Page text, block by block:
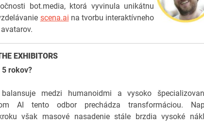
bot.media, ktorá vyvinula unikátnu
scena.ai na tvorbu interaktívneho
EXHIBITORS
5 rokov?
medzi humanoidmi a vysoko
AI tento odbor prechádza transformáciou.
však masové nasadenie stále brzdia vysoké